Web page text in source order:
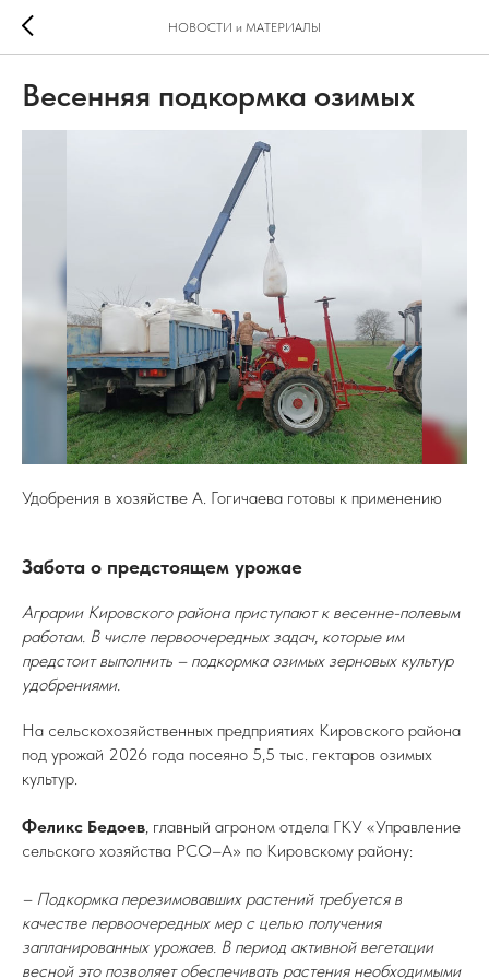
НОВОСТИ и МАТЕРИАЛЫ
Весенняя подкормка озимых
Удобрения в хозяйстве А. Гогичаева готовы к применению
Забота о предстоящем урожае
Аграрии Кировского района приступают к весенне-полевым
работам. В числе первоочередных задач, которые им
предстоит выполнить – подкормка озимых зерновых культур
удобрениями.
На сельскохозяйственных предприятиях Кировского района
под урожай 2026 года посеяно 5,5 тыс. гектаров озимых
культур.
Феликс Бедоев, главный агроном отдела ГКУ «Управление
сельского хозяйства РСО–А» по Кировскому району:
– Подкормка перезимовавших растений требуется в
качестве первоочередных мер с целью получения
запланированных урожаев. В период активной вегетации
весной это позволяет обеспечивать растения необходимыми